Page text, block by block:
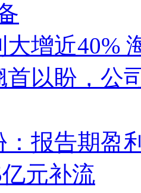
大增近40%
首以盼，公
：报告期盈
元补流